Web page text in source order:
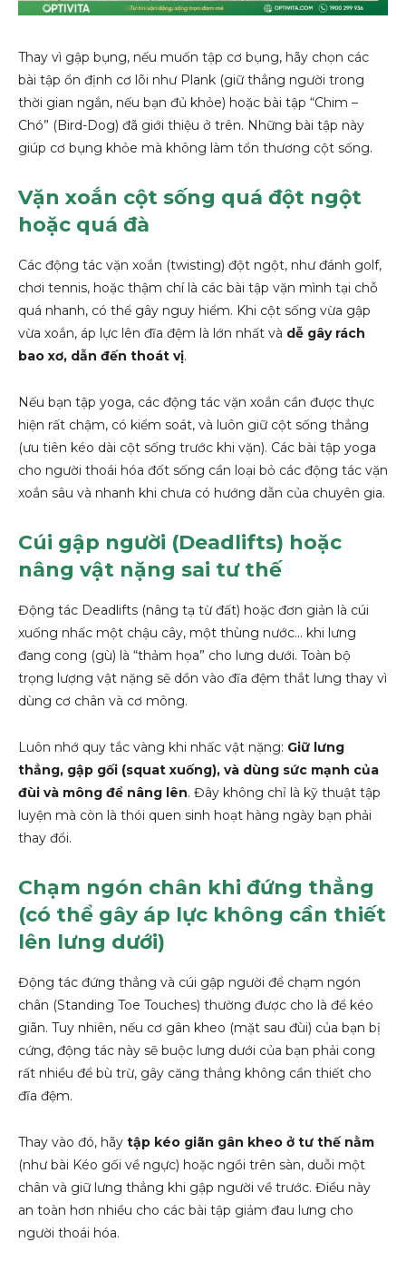
Thay vì gập bụng, nếu muốn tập cơ bụng, hãy chọn các
bài tập ổn định cơ lõi như Plank (giữ thẳng người trong
thời gian ngắn, nếu bạn đủ khỏe) hoặc bài tập “Chim –
Chó” (Bird-Dog) đã giới thiệu ở trên. Những bài tập này
giúp cơ bụng khỏe mà không làm tổn thương cột sống.
Vặn xoắn cột sống quá đột ngột
hoặc quá đà
Các động tác vặn xoắn (twisting) đột ngột, như đánh golf,
chơi tennis, hoặc thậm chí là các bài tập vặn mình tại chỗ
quá nhanh, có thể gây nguy hiểm. Khi cột sống vừa gập
vừa xoắn, áp lực lên đĩa đệm là lớn nhất và dễ gây rách
bao xơ, dẫn đến thoát vị.
Nếu bạn tập yoga, các động tác vặn xoắn cần được thực
hiện rất chậm, có kiểm soát, và luôn giữ cột sống thẳng
(ưu tiên kéo dài cột sống trước khi vặn). Các bài tập yoga
cho người thoái hóa đốt sống cần loại bỏ các động tác vặn
xoắn sâu và nhanh khi chưa có hướng dẫn của chuyên gia.
Cúi gập người (Deadlifts) hoặc
nâng vật nặng sai tư thế
Động tác Deadlifts (nâng tạ từ đất) hoặc đơn giản là cúi
xuống nhấc một chậu cây, một thùng nước… khi lưng
đang cong (gù) là “thảm họa” cho lưng dưới. Toàn bộ
trọng lượng vật nặng sẽ dồn vào đĩa đệm thắt lưng thay vì
dùng cơ chân và cơ mông.
Luôn nhớ quy tắc vàng khi nhấc vật nặng: Giữ lưng
thẳng, gập gối (squat xuống), và dùng sức mạnh của
đùi và mông để nâng lên. Đây không chỉ là kỹ thuật tập
luyện mà còn là thói quen sinh hoạt hàng ngày bạn phải
thay đổi.
Chạm ngón chân khi đứng thẳng
(có thể gây áp lực không cần thiết
lên lưng dưới)
Động tác đứng thẳng và cúi gập người để chạm ngón
chân (Standing Toe Touches) thường được cho là để kéo
giãn. Tuy nhiên, nếu cơ gân kheo (mặt sau đùi) của bạn bị
cứng, động tác này sẽ buộc lưng dưới của bạn phải cong
rất nhiều để bù trừ, gây căng thẳng không cần thiết cho
đĩa đệm.
Thay vào đó, hãy tập kéo giãn gân kheo ở tư thế nằm
(như bài Kéo gối về ngực) hoặc ngồi trên sàn, duỗi một
chân và giữ lưng thẳng khi gập người về trước. Điều này
an toàn hơn nhiều cho các bài tập giảm đau lưng cho
người thoái hóa.